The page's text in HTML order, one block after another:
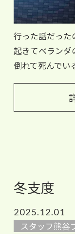
行った話だった
起きてベランダ
倒れて死んでい
冬支度
2025.12.01
スタッフ熊谷